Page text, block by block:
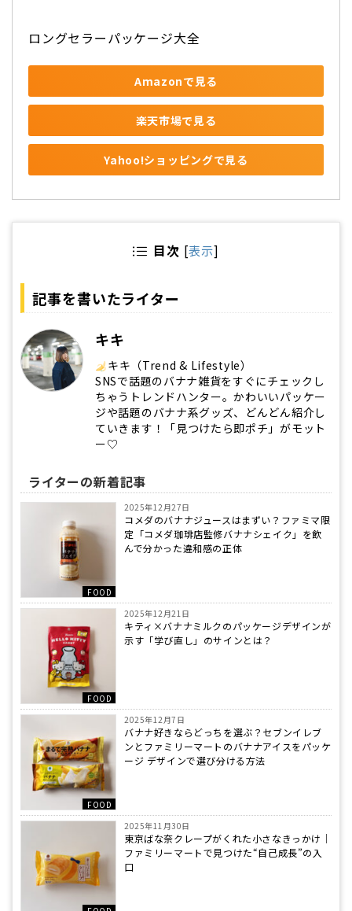
ロングセラーパッケージ大全
Amazonで見る
楽天市場で見る
Yahoo!ショッピングで見る
目次 [表示]
記事を書いたライター
キキ
キキ（Trend & Lifestyle）
SNSで話題のバナナ雑貨をすぐにチェックし
ちゃうトレンドハンター。かわいいパッケー
ジや話題のバナナ系グッズ、どんどん紹介し
ていきます！「見つけたら即ポチ」がモット
ー♡
ライターの新着記事
FOOD
2025年12月27日
コメダのバナナジュースはまずい？ファミマ限
定「コメダ珈琲店監修バナナシェイク」を飲
んで分かった違和感の正体
FOOD
2025年12月21日
キティ×バナナミルクのパッケージデザインが
示す「学び直し」のサインとは？
FOOD
2025年12月7日
バナナ好きならどっちを選ぶ？セブンイレブ
ンとファミリーマートのバナナアイスをパッケ
ージ デザインで選び分ける方法
2025年11月30日
東京ばな奈クレープがくれた小さなきっかけ｜
ファミリーマートで見つけた“自己成長”の入
口